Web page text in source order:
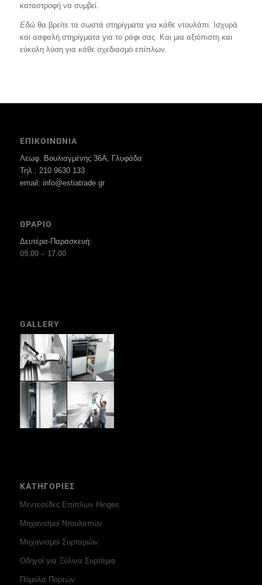
καταστροφή να συμβεί.
Εδώ θα βρείτε τα σωστά στηρίγματα για κάθε ντουλάπι. Ισχυρά
και ασφαλή στηρίγματα για το ράφι σας. Και μια αξιόπιστη και
εύκολη λύση για κάθε σχεδιασμό επίπλων.
ΕΠΙΚΟΙΝΩΝΙΑ
Λεωφ. Βουλιαγμένης 36Α, Γλυφάδα
Τηλ.: 210 9630 133
email: info@estiatrade.gr
ΩΡΑΡΙΟ
Δευτέρα-Παρασκευή:
09.00 – 17.00
GALLERY
ΚΑΤΗΓΟΡΙΕΣ
Μεντεσέδες Επίπλων Hinges
Μηχανισμοί Ντουλαπών
Μηχανισμοί Συρταριών
Οδηγοί για Ξύλινα Συρτάρια
Πόμολα Πορτών